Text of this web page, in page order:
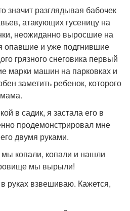
значит разглядывая бабочек
атакующих гусеницу на
неожиданно выросшие на
опавшие и уже подгнившие
грязного снеговика первый
марки машин на парковках и
заметить ребенок, которого
в садик, я застала его в
продемонстрировал мне
двумя руками.
копали, копали и нашли
мы вырыли!
руках взвешиваю. Кажется,